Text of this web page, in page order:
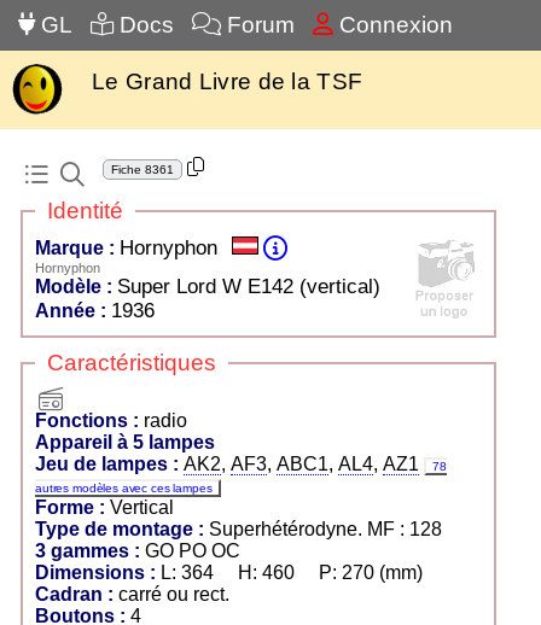
GL Docs Forum Connexion
Le Grand Livre de la TSF
Fiche 8361
Identité
Marque : Hornyphon
Hornyphon
Modèle : Super Lord W E142 (vertical)
Année : 1936
Caractéristiques
Fonctions : radio
Appareil à 5 lampes
Jeu de lampes : AK2, AF3, ABC1, AL4, AZ1
78
autres modèles avec ces lampes
Forme : Vertical
Type de montage : Superhétérodyne. MF : 128
3 gammes :
GO PO OC
Dimensions : L: 364 H: 460 P: 270 (mm)
Cadran : carré ou rect.
Boutons : 4